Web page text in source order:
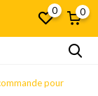
0 0
pour